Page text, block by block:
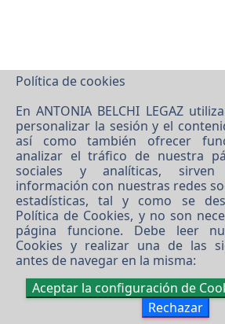
Política de cookies
En ANTONIA BELCHI LEGAZ
personalizar la sesión y el
así como también ofrecer
analizar el tráfico de nuestra
sociales y analíticas,
información con nuestras redes
estadísticas, tal y como se
Política de Cookies, y no son
página funcione. Debe leer
Cookies y realizar una de las
antes de navegar en la misma:
Aceptar la configuración de
Rechazar